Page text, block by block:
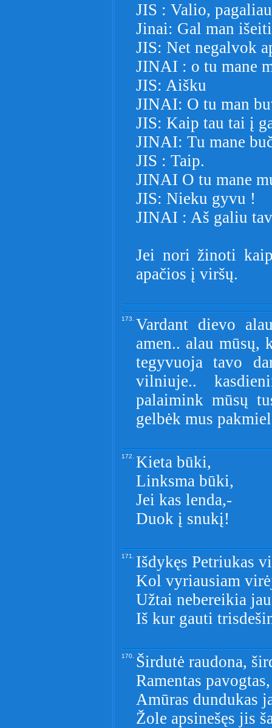
JIS : Valio,
Jinai: Gal man
JIS: Net negalvok
JINAI : o tu mane
JIS: Aišku
JINAI: O tu man
JIS: Kaip tau tai į
JINAI: Tu mane
JIS : Taip.
JINAI O tu mane
JIS: Nieku gyvu !
JINAI : Aš galiu
Jei nori žinoti
apačios į viršų.
173. Vardant dievo
amen.. alau mūsų,
tegyvuoja tavo
vilniuje..
palaimink mūsų
gelbėk mus
172. Kieta būki,
Linksma būki,
Jei kas lenda,-
Duok į snukį!
171. Išdykęs Petriukas
Kol vyriausiam
Užtai nebereikia
Iš kur gauti
170. Širdutė raudona,
Ramentas
Amūras dundukas
Žole apsinešęs jis